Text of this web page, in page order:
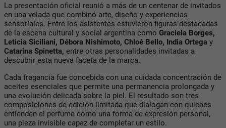
La presentación oficial reunió a más de un centenar de invitados
en una velada que combinó arte, diseño y experiencias
sensoriales. Entre los asistentes estuvieron figuras destacadas
de la escena cultural y social argentina como Graciela Borges,
Leticia Siciliani, Débora Nishimoto, Chloé Bello, India Ortega y
Catarina Spinetta, entre otras personalidades invitadas a
descubrir esta nueva faceta de la marca.
Cada fragancia fue concebida con una cuidada concentración de
aceites esenciales que permite una permanencia prolongada y
una evolución delicada sobre la piel. El resultado son tres
composiciones de edición limitada que dialogan con quienes
entienden el perfume como una forma de expresión personal,
una pieza invisible capaz de completar un estilo.